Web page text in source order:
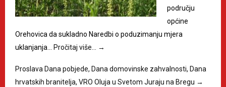
području
općine
Orehovica da sukladno Naredbi o poduzimanju mjera
uklanjanja… Pročitaj više… →
Proslava Dana pobjede, Dana domovinske zahvalnosti, Dana
hrvatskih branitelja, VRO Oluja u Svetom Juraju na Bregu →